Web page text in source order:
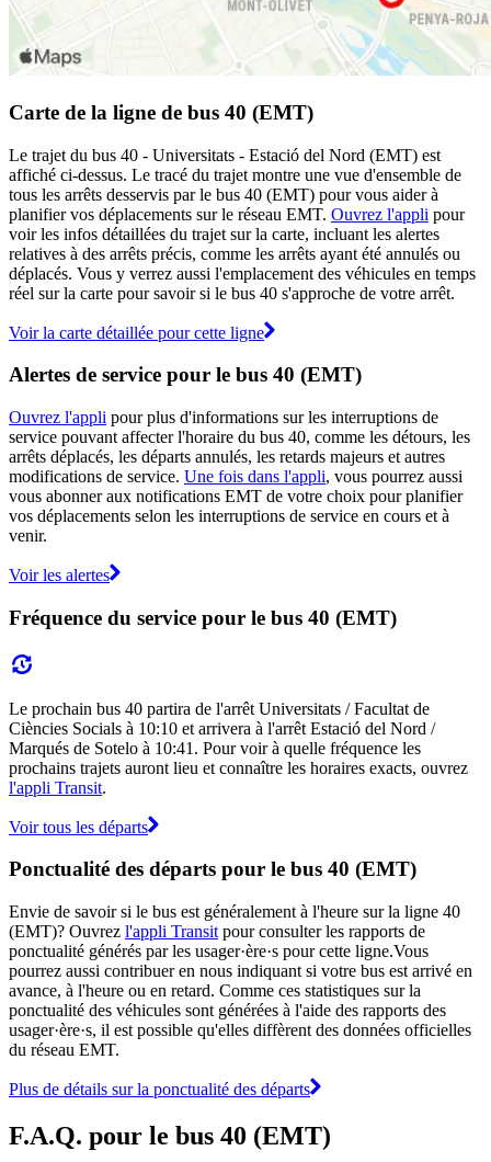
Carte de la ligne de bus 40 (EMT)
Le trajet du bus 40 - Universitats - Estació del Nord (EMT) est
affiché ci-dessus. Le tracé du trajet montre une vue d'ensemble de
tous les arrêts desservis par le bus 40 (EMT) pour vous aider à
planifier vos déplacements sur le réseau EMT. Ouvrez l'appli pour
voir les infos détaillées du trajet sur la carte, incluant les alertes
relatives à des arrêts précis, comme les arrêts ayant été annulés ou
déplacés. Vous y verrez aussi l'emplacement des véhicules en temps
réel sur la carte pour savoir si le bus 40 s'approche de votre arrêt.
Voir la carte détaillée pour cette ligne
Alertes de service pour le bus 40 (EMT)
Ouvrez l'appli pour plus d'informations sur les interruptions de
service pouvant affecter l'horaire du bus 40, comme les détours, les
arrêts déplacés, les départs annulés, les retards majeurs et autres
modifications de service. Une fois dans l'appli, vous pourrez aussi
vous abonner aux notifications EMT de votre choix pour planifier
vos déplacements selon les interruptions de service en cours et à
venir.
Voir les alertes
Fréquence du service pour le bus 40 (EMT)
Le prochain bus 40 partira de l'arrêt Universitats / Facultat de
Ciències Socials à 10:10 et arrivera à l'arrêt Estació del Nord /
Marqués de Sotelo à 10:41. Pour voir à quelle fréquence les
prochains trajets auront lieu et connaître les horaires exacts, ouvrez
l'appli Transit.
Voir tous les départs
Ponctualité des départs pour le bus 40 (EMT)
Envie de savoir si le bus est généralement à l'heure sur la ligne 40
(EMT)? Ouvrez l'appli Transit pour consulter les rapports de
ponctualité générés par les usager·ère·s pour cette ligne.Vous
pourrez aussi contribuer en nous indiquant si votre bus est arrivé en
avance, à l'heure ou en retard. Comme ces statistiques sur la
ponctualité des véhicules sont générées à l'aide des rapports des
usager·ère·s, il est possible qu'elles diffèrent des données officielles
du réseau EMT.
Plus de détails sur la ponctualité des départs
F.A.Q. pour le bus 40 (EMT)